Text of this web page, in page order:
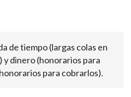
de tiempo (largas colas en
y dinero (honorarios para
para cobrarlos).